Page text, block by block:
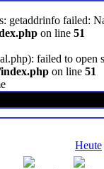
getaddrinfo failed:
on line 51
failed to
on line 51
Heute